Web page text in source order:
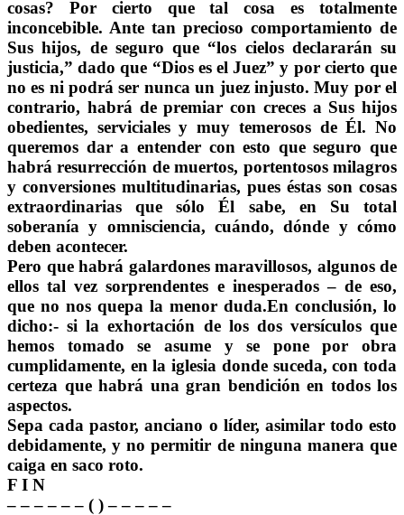
cosas? Por cierto que tal cosa es totalmente
inconcebible. Ante tan precioso comportamiento de
Sus hijos, de seguro que “los cielos declararán su
justicia,” dado que “Dios es el Juez” y por cierto que
no es ni podrá ser nunca un juez injusto. Muy por el
contrario, habrá de premiar con creces a Sus hijos
obedientes, serviciales y muy temerosos de Él. No
queremos dar a entender con esto que seguro que
habrá resurrección de muertos, portentosos milagros
y conversiones multitudinarias, pues éstas son cosas
extraordinarias que sólo Él sabe, en Su total
soberanía y omnisciencia, cuándo, dónde y cómo
deben acontecer.
Pero que habrá galardones maravillosos, algunos de
ellos tal vez sorprendentes e inesperados – de eso,
que no nos quepa la menor duda.En conclusión, lo
dicho:- si la exhortación de los dos versículos que
hemos tomado se asume y se pone por obra
cumplidamente, en la iglesia donde suceda, con toda
certeza que habrá una gran bendición en todos los
aspectos.
Sepa cada pastor, anciano o líder, asimilar todo esto
debidamente, y no permitir de ninguna manera que
caiga en saco roto.
F I N
– – – – – – ( ) – – – – –